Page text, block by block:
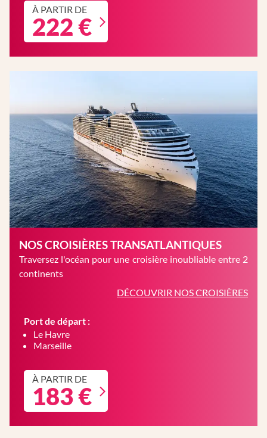
À PARTIR DE
222 €
NOS CROISIÈRES TRANSATLANTIQUES
Traversez l'océan pour une croisière inoubliable entre 2
continents
DÉCOUVRIR NOS CROISIÈRES
Port de départ :
Le Havre
Marseille
À PARTIR DE
183 €